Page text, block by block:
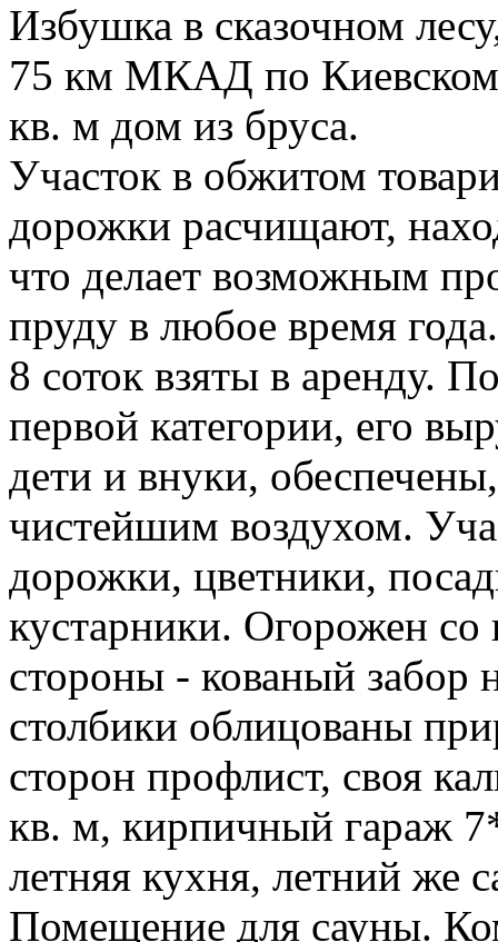
Избушка в сказочном
75 км МКАД по
кв. м дом из бруса.
Участок в обжитом
дорожки расчищают,
что делает возможным
пруду в любое время
8 соток взяты в аренду.
первой категории, его
дети и внуки,
чистейшим воздухом.
дорожки, цветники,
кустарники. Огорожен со
стороны - кованый забор
столбики облицованы
сторон профлист, своя
кв. м, кирпичный гараж
летняя кухня, летний же
Помещение для сауны.